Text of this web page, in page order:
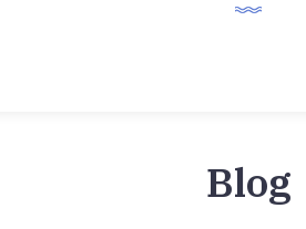
Blog